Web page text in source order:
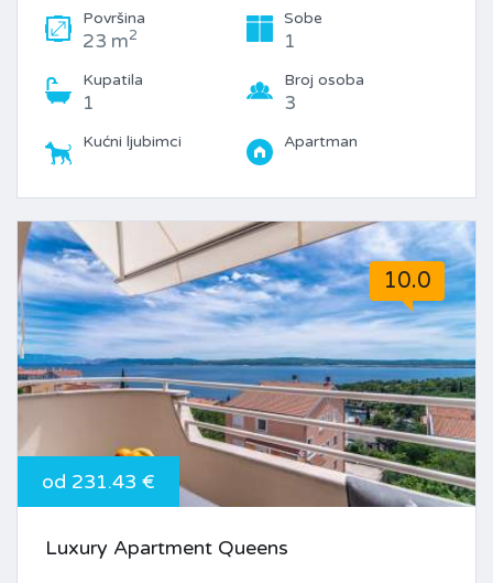
Površina
23 m2
Sobe
1
Kupatila
1
Broj osoba
3
Kućni ljubimci Apartman
10.0
od 231.43 €
Luxury Apartment Queens